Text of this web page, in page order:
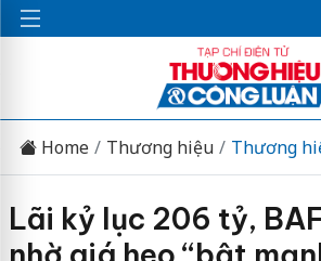
Home Thương hiệu Thương
Lãi kỷ lục 206 tỷ,